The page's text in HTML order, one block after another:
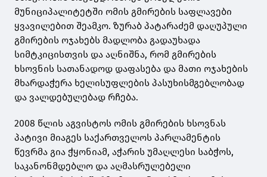
მუნიციპალიტეტში ომის გმირების საფლავები
ყვავილებით შეამკო. ზურაბ პატარაძემ დაღუპული
გმირების ოჯახებს მადლობა გადაუხადა
სიმტკიცისთვის და აღნიშნა, რომ გმირების
ხსოვნის სათანადოდ დაფასება და მათი ოჯახების
მხარდაჭერა ხელისუფლების პასუხისმგებლობად
და ვალდებულებად რჩება.
2008 წლის აგვისტოს ომის გმირების ხსოვნას
პატივი მიაგეს საქართველოს პარლამენტის
წევრმა გია ჭყონიამ, აჭარის უმაღლესი საბჭოს,
საკანონმდებლო და აღმასრულებელი